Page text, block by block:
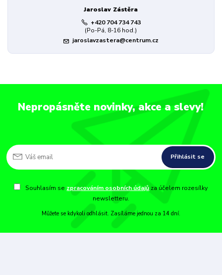
Jaroslav Zástěra
+420 704 734 743
(Po-Pá, 8-16 hod.)
jaroslavzastera@centrum.cz
Nepropásněte novinky, akce a slevy!
Přihlásit se
Souhlasím se zpracováním osobních údajů za účelem rozesílky
newsletteru.
Můžete se kdykoli odhlásit. Zasíláme jednou za 14 dní.